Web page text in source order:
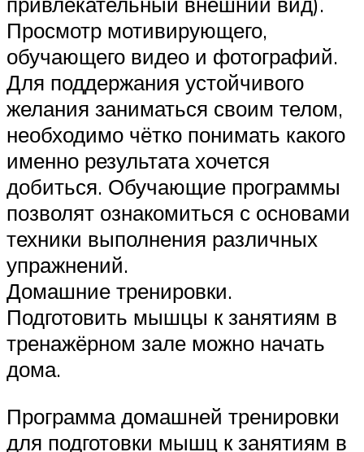
Просмотр мотивирующего,
обучающего видео и фотографий.
Для поддержания устойчивого
желания заниматься своим телом,
необходимо чётко понимать какого
именно результата хочется
добиться. Обучающие программы
позволят ознакомиться с основами
техники выполнения различных
упражнений.
Домашние тренировки.
Подготовить мышцы к занятиям в
тренажёрном зале можно начать
дома.
Программа домашней тренировки
для подготовки мышц к занятиям в